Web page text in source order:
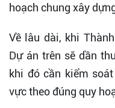
hoạch chung xây
Về lâu dài, khi
Dự án trên sẽ dần
khi đó cần kiểm
vực theo đúng quy